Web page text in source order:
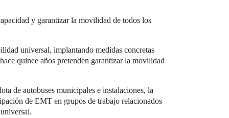
y garantizar la movilidad de todos los
universal, implantando medidas concretas
quince años pretenden garantizar la movilidad
de autobuses municipales e instalaciones, la
de EMT en grupos de trabajo relacionados